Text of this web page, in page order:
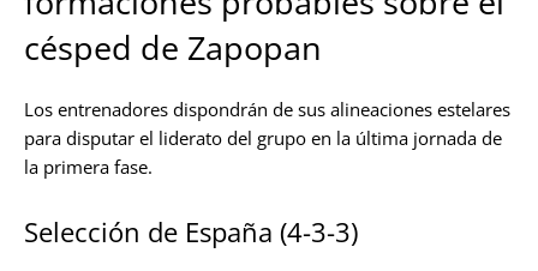
césped de Zapopan
Los entrenadores dispondrán de sus alineaciones estelares
para disputar el liderato del grupo en la última jornada de
la primera fase.
Selección de España (4-3-3)